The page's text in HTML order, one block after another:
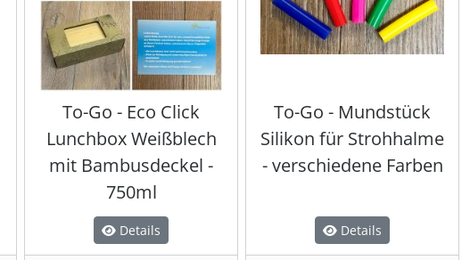
To-Go - Eco Click
Lunchbox Weißblech
mit Bambusdeckel -
750ml
Details
To-Go - Mundstück
Silikon für Strohhalme
- verschiedene Farben
Details